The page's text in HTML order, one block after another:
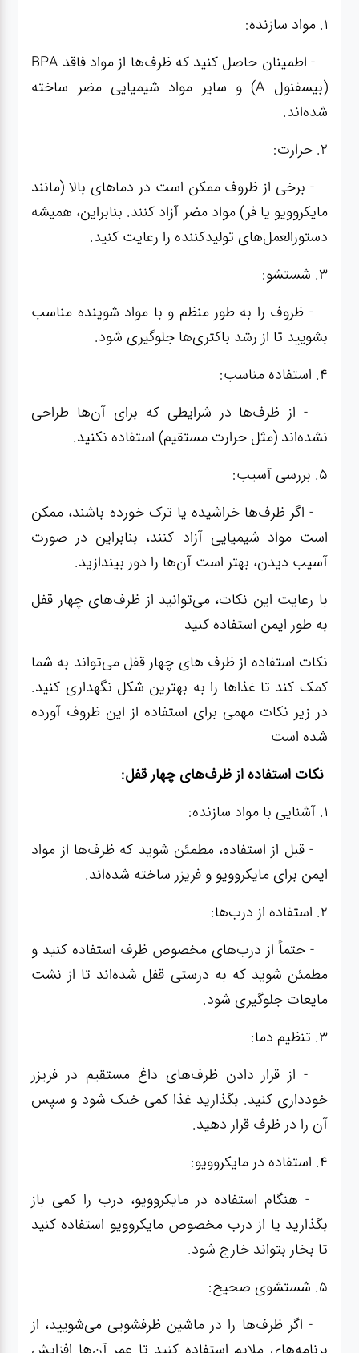
1. مواد سازنده:
- اطمینان حاصل کنید که ظرف‌ها از مواد فاقد BPA
(بیسفنول A) و سایر مواد شیمیایی مضر ساخته
شده‌اند.
2. حرارت:
- برخی از ظروف ممکن است در دماهای بالا (مانند
مایکروویو یا فر) مواد مضر آزاد کنند. بنابراین، همیشه
دستورالعمل‌های تولیدکننده را رعایت کنید.
3. شستشو:
- ظروف را به طور منظم و با مواد شوینده مناسب
بشویید تا از رشد باکتری‌ها جلوگیری شود.
4. استفاده مناسب:
- از ظرف‌ها در شرایطی که برای آن‌ها طراحی
نشده‌اند (مثل حرارت مستقیم) استفاده نکنید.
5. بررسی آسیب:
- اگر ظرف‌ها خراشیده یا ترک خورده باشند، ممکن
است مواد شیمیایی آزاد کنند، بنابراین در صورت
آسیب دیدن، بهتر است آن‌ها را دور بیندازید.
با رعایت این نکات، می‌توانید از ظرف‌های چهار قفل
به طور ایمن استفاده کنید
نکات استفاده از ظرف های چهار قفل می‌تواند به شما
کمک کند تا غذاها را به بهترین شکل نگهداری کنید.
در زیر نکات مهمی برای استفاده از این ظروف آورده
شده است
نکات استفاده از ظرف‌های چهار قفل:
1. آشنایی با مواد سازنده:
- قبل از استفاده، مطمئن شوید که ظرف‌ها از مواد
ایمن برای مایکروویو و فریزر ساخته شده‌اند.
2. استفاده از درب‌ها:
- حتماً از درب‌های مخصوص ظرف استفاده کنید و
مطمئن شوید که به درستی قفل شده‌اند تا از نشت
مایعات جلوگیری شود.
3. تنظیم دما:
- از قرار دادن ظرف‌های داغ مستقیم در فریزر
خودداری کنید. بگذارید غذا کمی خنک شود و سپس
آن را در ظرف قرار دهید.
4. استفاده در مایکروویو:
- هنگام استفاده در مایکروویو، درب را کمی باز
بگذارید یا از درب مخصوص مایکروویو استفاده کنید
تا بخار بتواند خارج شود.
5. شستشوی صحیح:
- اگر ظرف‌ها را در ماشین ظرفشویی می‌شویید، از